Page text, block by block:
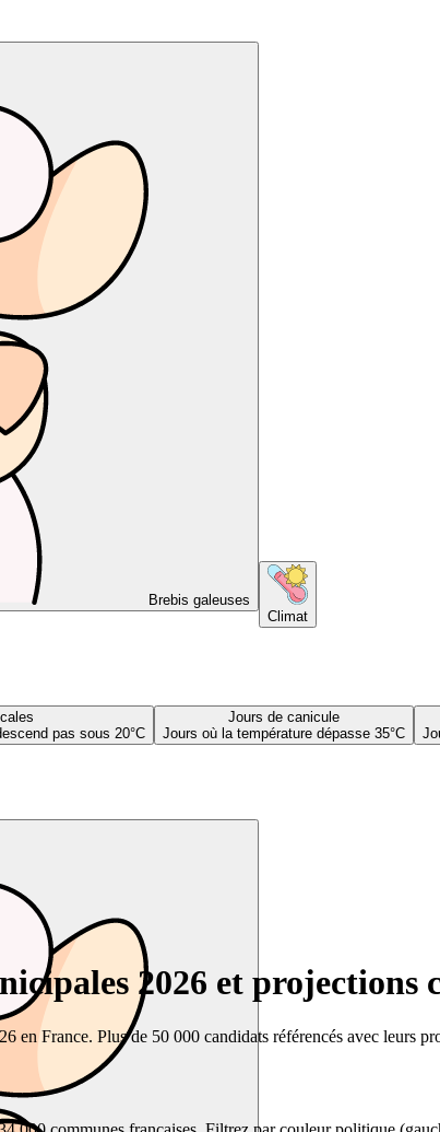
Brebis galeuses
Climat
pas sous 20°C
Jours de canicule
Jours où la température dépasse 35°C
2026 et projections
en France. Plus de 50 000 candidats référencés avec leurs